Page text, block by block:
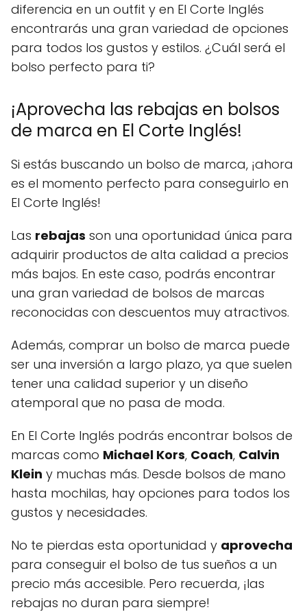
diferencia en un outfit y en El Corte Inglés
encontrarás una gran variedad de opciones
para todos los gustos y estilos. ¿Cuál será el
bolso perfecto para ti?
¡Aprovecha las rebajas en bolsos
de marca en El Corte Inglés!
Si estás buscando un bolso de marca, ¡ahora
es el momento perfecto para conseguirlo en
El Corte Inglés!
Las rebajas son una oportunidad única para
adquirir productos de alta calidad a precios
más bajos. En este caso, podrás encontrar
una gran variedad de bolsos de marcas
reconocidas con descuentos muy atractivos.
Además, comprar un bolso de marca puede
ser una inversión a largo plazo, ya que suelen
tener una calidad superior y un diseño
atemporal que no pasa de moda.
En El Corte Inglés podrás encontrar bolsos de
marcas como Michael Kors, Coach, Calvin
Klein y muchas más. Desde bolsos de mano
hasta mochilas, hay opciones para todos los
gustos y necesidades.
No te pierdas esta oportunidad y aprovecha
para conseguir el bolso de tus sueños a un
precio más accesible. Pero recuerda, ¡las
rebajas no duran para siempre!